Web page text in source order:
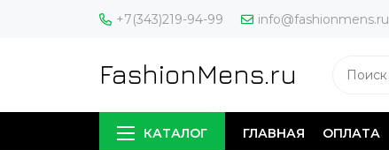
+7(343)219-94-99 info@fashionmens.ru
FashionMens.ru
КАТАЛОГ ГЛАВНАЯ ОПЛАТА